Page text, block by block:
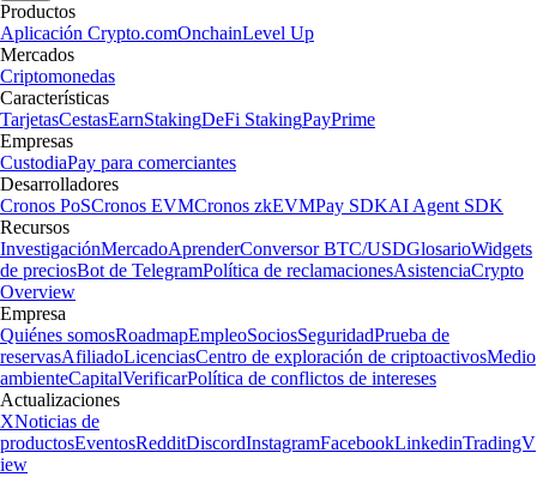
Productos
Aplicación Crypto.comOnchainLevel Up
Mercados
Criptomonedas
Características
TarjetasCestasEarnStakingDeFi StakingPayPrime
Empresas
CustodiaPay para comerciantes
Desarrolladores
Cronos PoSCronos EVMCronos zkEVMPay SDKAI Agent SDK
Recursos
InvestigaciónMercadoAprenderConversor BTC/USDGlosarioWidgets
de preciosBot de TelegramPolítica de reclamacionesAsistenciaCrypto
Overview
Empresa
Quiénes somosRoadmapEmpleoSociosSeguridadPrueba de
reservasAfiliadoLicenciasCentro de exploración de criptoactivosMedio
ambienteCapitalVerificarPolítica de conflictos de intereses
Actualizaciones
XNoticias de
productosEventosRedditDiscordInstagramFacebookLinkedinTradingV
iew